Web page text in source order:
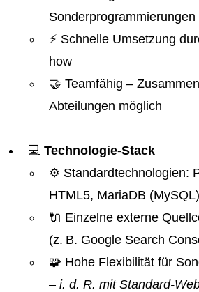
Sonderprogrammierungen
⚡ Schnelle Umsetzung
how
🤝 Teamfähig –
Abteilungen möglich
💻 Technologie-Stack
⚙️ Standardtechnologien:
HTML5, MariaDB (MySQL)
🔌 Einzelne externe
(z. B. Google Search
🧩 Hohe Flexibilität für
– i. d. R. mit Standard-